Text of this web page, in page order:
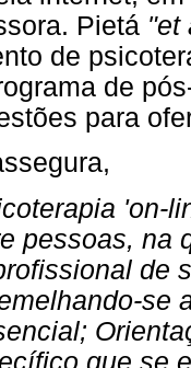
Pietá "et
de
de
para
'on-
pessoas, na
de
se
que se